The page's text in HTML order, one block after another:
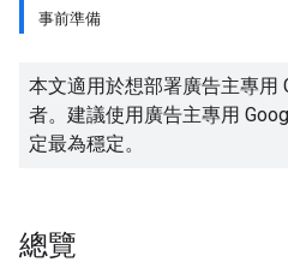
事前準備
本文適用於想部署廣告主專用
者。建議使用廣告主專用
定最為穩定。
總覽